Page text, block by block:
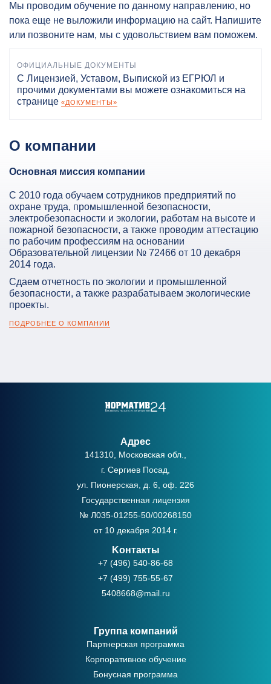
Мы проводим обучение по данному направлению, но
пока еще не выложили информацию на сайт. Напишите
или позвоните нам, мы с удовольствием вам поможем.
ОФИЦИАЛЬНЫЕ ДОКУМЕНТЫ
С Лицензией, Уставом, Выпиской из ЕГРЮЛ и
прочими документами вы можете ознакомиться на
странице «ДОКУМЕНТЫ»
О компании
Основная миссия компании
С 2010 года обучаем сотрудников предприятий по
охране труда, промышленной безопасности,
электробезопасности и экологии, работам на высоте и
пожарной безопасности, а также проводим аттестацию
по рабочим профессиям на основании
Образовательной лицензии № 72466 от 10 декабря
2014 года.
Сдаем отчетность по экологии и промышленной
безопасности, а также разрабатываем экологические
проекты.
ПОДРОБНЕЕ О КОМПАНИИ
Адрес
141310, Московская обл.,
г. Сергиев Посад,
ул. Пионерская, д. 6, оф. 226
Государственная лицензия
№ Л035-01255-50/00268150
от 10 декабря 2014 г.
Kонтакты
+7 (496) 540-86-68
+7 (499) 755-55-67
5408668@mail.ru
Группа компаний
Партнерская программа
Корпоративное обучение
Бонусная программа